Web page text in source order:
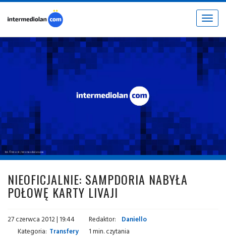
Toggle
fot. © inter.it / intermediolan.com
NIEOFICJALNIE: SAMPDORIA NABYŁA
POŁOWĘ KARTY LIVAJI
27 czerwca 2012 | 19:44 Redaktor:
Daniello
Kategoria: Transfery 1 min. czytania